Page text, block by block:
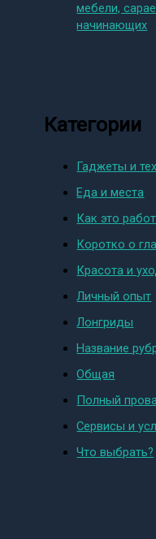
мебели,
начинающих
Категории
Гаджеты и
Еда и места
Как это
Коротко о
Красота и
Личный опыт
Лонгриды
Название
Общая
Полный
Сервисы и
Что выбрать?